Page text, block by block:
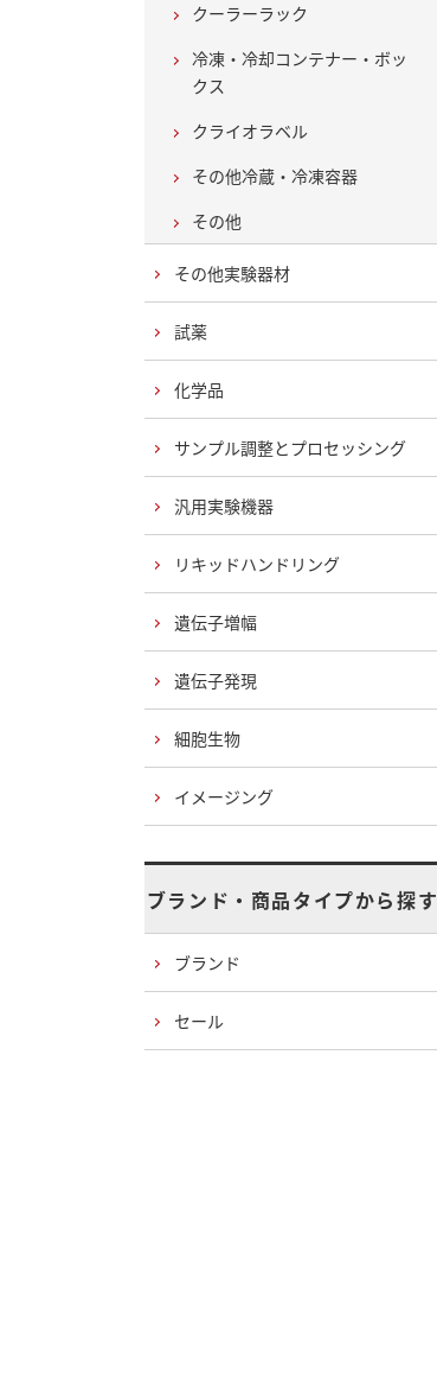
クーラーラック
冷凍・冷却コンテナー・ボッ
クス
クライオラベル
その他冷蔵・冷凍容器
その他
その他実験器材
試薬
化学品
サンプル調整とプロセッシング
汎用実験機器
リキッドハンドリング
遺伝子増幅
遺伝子発現
細胞生物
イメージング
ブランド・商品タイプから探す
ブランド
セール